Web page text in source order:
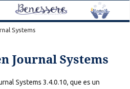
Systems
Journal Systems
Systems 3.4.0.10, que es un